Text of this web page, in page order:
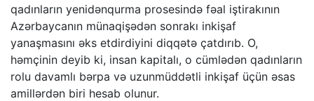
qadınların yenidənqurma prosesində fəal iştirakının
Azərbaycanın münaqişədən sonrakı inkişaf
yanaşmasını əks etdirdiyini diqqətə çatdırıb. O,
həmçinin deyib ki, insan kapitalı, o cümlədən qadınların
rolu davamlı bərpa və uzunmüddətli inkişaf üçün əsas
amillərdən biri hesab olunur.